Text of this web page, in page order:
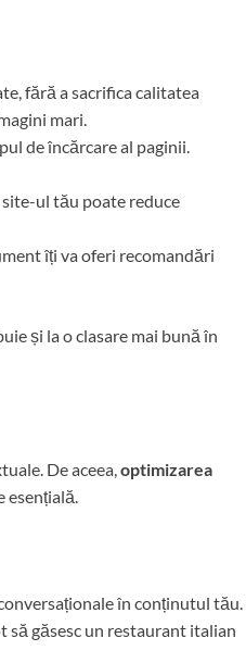
fără a sacrifica calitatea
mari.
de încărcare al paginii.
ul tău poate reduce
îți va oferi recomandări
și la o clasare mai bună în
De aceea,optimizarea
esențială.
în conținutul tău.
să găsesc un restaurant italian